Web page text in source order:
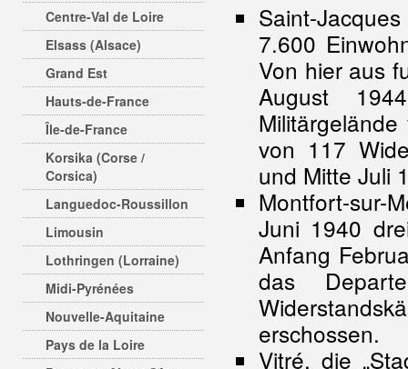
Centre-Val de Loire
Elsass (Alsace)
Grand Est
Hauts-de-France
Île-de-France
Korsika (Corse /
Corsica)
Languedoc-Roussillon
Limousin
Lothringen (Lorraine)
Midi-Pyrénées
Nouvelle-Aquitaine
Pays de la Loire
Saint-
7.600
Von hier aus
August
von 117
und Mitte Juli
Montfort-sur-
Juni 1940
Anfang
das
erschossen.
Vitré, die